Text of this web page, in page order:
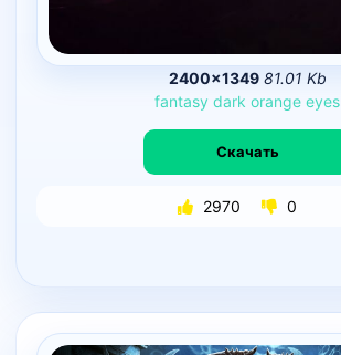
2400×1349 81.01 Kb
fantasy dark orange eyes
Скачать
2970 0